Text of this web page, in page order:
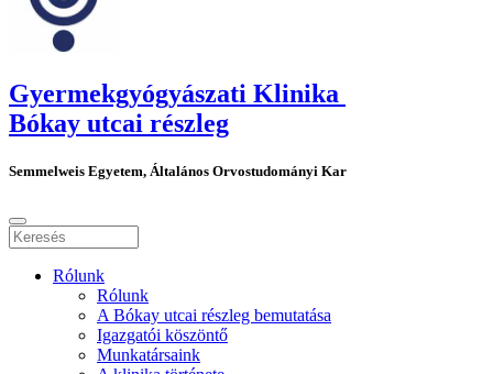
Gyermekgyógyászati Klinika
Bókay utcai részleg
Semmelweis Egyetem, Általános Orvostudományi Kar
Rólunk
Rólunk
A Bókay utcai részleg bemutatása
Igazgatói köszöntő
Munkatársaink